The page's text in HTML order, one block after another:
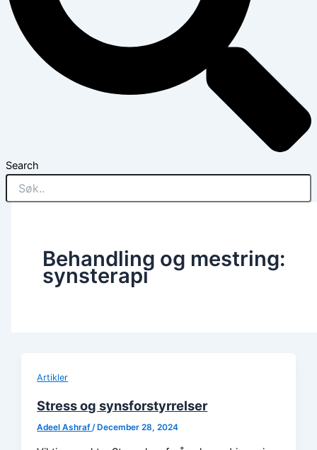
Search
Behandling og mestring:
synsterapi
Artikler
Stress og synsforstyrrelser
Adeel Ashraf /December 28, 2024